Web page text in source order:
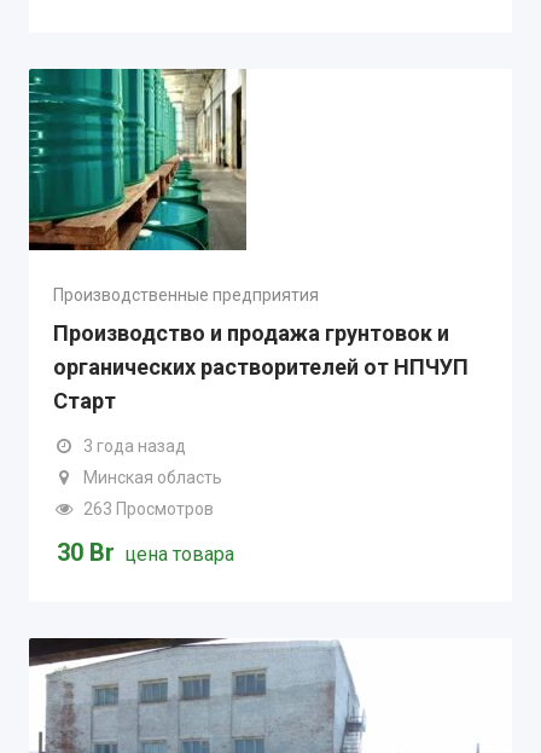
Производственные предприятия
Производство и продажа грунтовок и
органических растворителей от НПЧУП
Старт
3 года назад
Минская область
263 Просмотров
30 Br цена товара